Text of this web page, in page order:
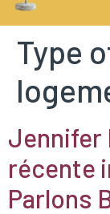
Type
Jennifer
récente
Parlons